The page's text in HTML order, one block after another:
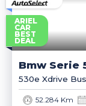
ARIEL
CAR
BEST
DEAL
Bmw Serie
530e Xdrive
52.284 Km